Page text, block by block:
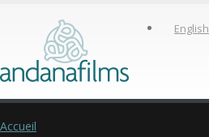
English
Accueil